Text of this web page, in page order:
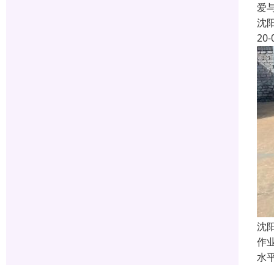
爱
沈
20-
沈
作
水